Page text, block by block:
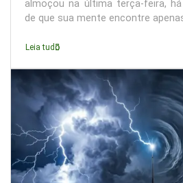
almoçou na última terça-feira,
de que sua mente encontre
Leia tudo